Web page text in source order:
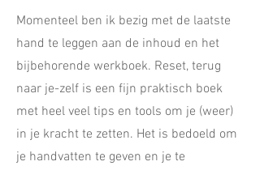
Momenteel ben ik bezig met de laatste
hand te leggen aan de inhoud en het
bijbehorende werkboek. Reset, terug
naar je-zelf is een fijn praktisch boek
met heel veel tips en tools om je (weer)
in je kracht te zetten. Het is bedoeld om
je handvatten te geven en je te